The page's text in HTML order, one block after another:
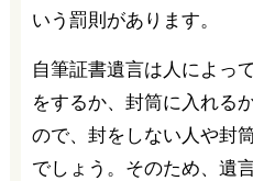
いう罰則があります。
自筆証書遺言は人によっ
をするか、封筒に入れる
ので、封をしない人や封
でしょう。そのため、遺